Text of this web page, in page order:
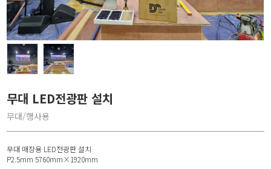
무대 LED전광판 설치
무대/행사용
무대 매장용 LED전광판 설치
P2.5mm 5760mm×1920mm